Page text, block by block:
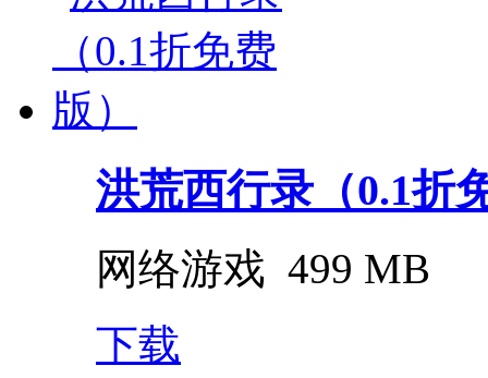
洪荒西行录（0.1折
网络游戏 499 MB
下载